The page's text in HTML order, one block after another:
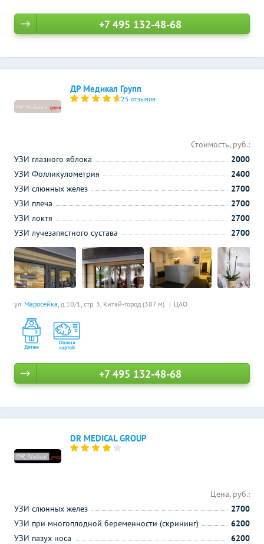
+7 495 132-48-68
ДР Медикал Групп
25 отзывов
ул. Маросейка, д.10/1, стр. 3, Китай-город (387 м) ЦАО
Стоимость, руб.:
УЗИ глазного яблока
2000
УЗИ Фолликулометрия
2400
УЗИ слюнных желез
2700
УЗИ плеча
2700
УЗИ локтя
2700
УЗИ лучезапястного сустава
2700
+7 495 132-48-68
DR MEDICAL GROUP
Цена, руб.:
УЗИ слюнных желез
2700
УЗИ при многоплодной беременности (скрининг)
6200
УЗИ пазух носа
6200